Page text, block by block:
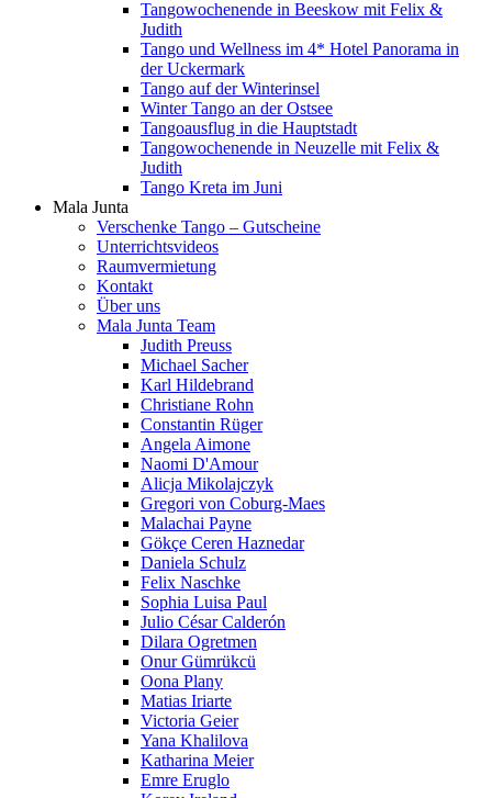
Tangowochenende in Beeskow mit Felix &
Judith
Tango und Wellness im 4* Hotel Panorama in
der Uckermark
Tango auf der Winterinsel
Winter Tango an der Ostsee
Tangoausflug in die Hauptstadt
Tangowochenende in Neuzelle mit Felix &
Judith
Tango Kreta im Juni
Mala Junta
Verschenke Tango – Gutscheine
Unterrichtsvideos
Raumvermietung
Kontakt
Über uns
Mala Junta Team
Judith Preuss
Michael Sacher
Karl Hildebrand
Christiane Rohn
Constantin Rüger
Angela Aimone
Naomi D'Amour
Alicja Mikolajczyk
Gregori von Coburg-Maes
Malachai Payne
Gökçe Ceren Haznedar
Daniela Schulz
Felix Naschke
Sophia Luisa Paul
Julio César Calderón
Dilara Ogretmen
Onur Gümrükcü
Oona Plany
Matias Iriarte
Victoria Geier
Yana Khalilova
Katharina Meier
Emre Eruglo